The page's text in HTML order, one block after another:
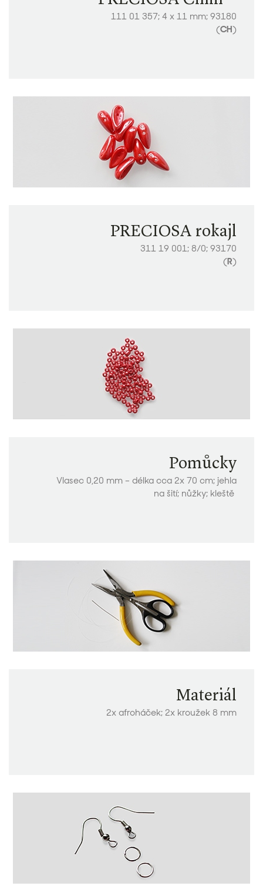
111 01 357; 4 x 11 mm; 93180
(CH)
PRECIOSA rokajl
311 19 001; 8/0; 93170
(R)
Pomůcky
Vlasec 0,20 mm – délka cca 2x 70 cm; jehla
na šití; nůžky; kleště
Materiál
2x afroháček; 2x kroužek 8 mm